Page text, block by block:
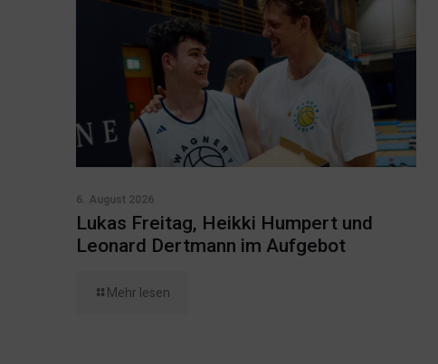
6. August 2026
Lukas Freitag, Heikki Humpert und
Leonard Dertmann im Aufgebot
Mehr lesen